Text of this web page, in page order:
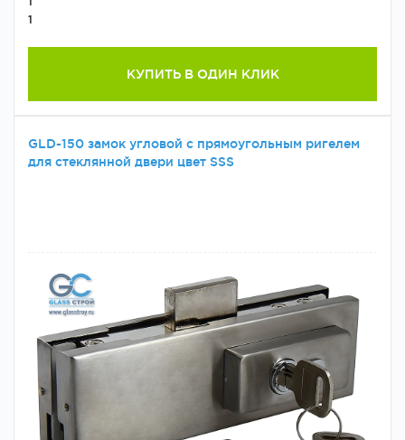
1
КУПИТЬ В ОДИН КЛИК
GLD-150 замок угловой с прямоугольным ригелем
для стеклянной двери цвет SSS